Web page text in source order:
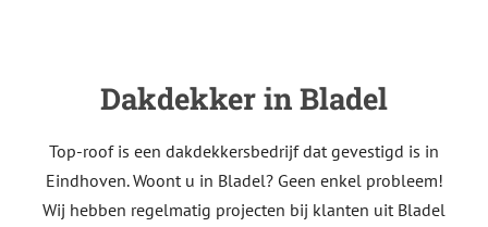
Dakdekker in Bladel
Top-roof is een dakdekkersbedrijf dat gevestigd is in
Eindhoven. Woont u in Bladel? Geen enkel probleem!
Wij hebben regelmatig projecten bij klanten uit Bladel